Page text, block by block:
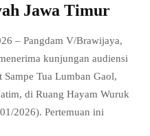
Jawa Timur
– Pangdam V/Brawijaya,
kunjungan audiensi
Tua Lumban Gaol,
di Ruang Hayam Wuruk
2026). Pertemuan ini